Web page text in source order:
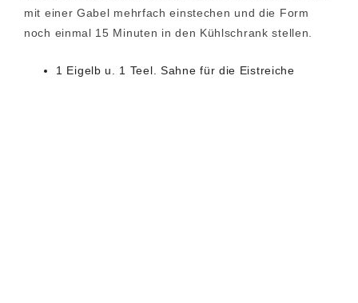
mit einer Gabel mehrfach einstechen und die Form
noch einmal 15 Minuten in den Kühlschrank stellen.
1 Eigelb u. 1 Teel. Sahne für die Eistreiche